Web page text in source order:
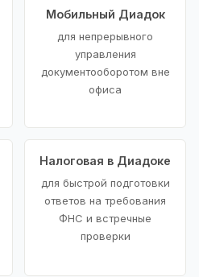
Мобильный Диадок
для непрерывного
управления
документооборотом вне
офиса
Налоговая в Диадоке
для быстрой подготовки
ответов на требования
ФНС и встречные
проверки